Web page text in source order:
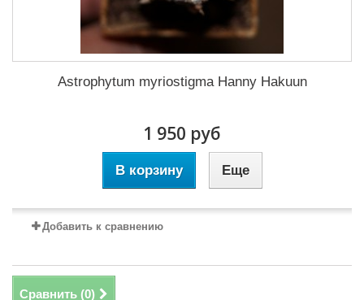
Astrophytum myriostigma Hanny Hakuun
1 950 руб
В корзину Еще
Добавить к сравнению
Сравнить (0)